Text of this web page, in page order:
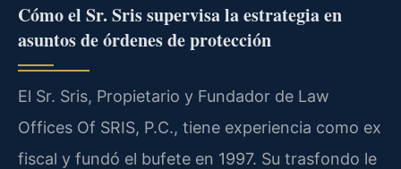
Cómo el Sr. Sris supervisa la estrategia en
asuntos de órdenes de protección
El Sr. Sris, Propietario y Fundador de Law
Offices Of SRIS, P.C., tiene experiencia como ex
fiscal y fundó el bufete en 1997. Su trasfondo le